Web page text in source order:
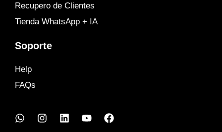
Recupero de Clientes
Tienda WhatsApp + IA
Soporte
Help
FAQs